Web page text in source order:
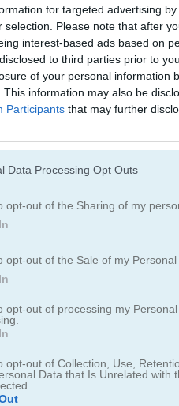
for targeted advertising
selection. Please note that after
interest-based ads based on
to third parties prior to
of your personal information
This information may also be
Participants that may further
Data Processing Opt Outs
opt-out of the Sharing of my
opt-out of the Sale of my Personal
opt-out of processing my
opt-out of Collection, Use,
Data that Is Unrelated with
Juegos De Damas
Juegos De Dominó
Pocket Gal
Pocket Pool. Este juego te